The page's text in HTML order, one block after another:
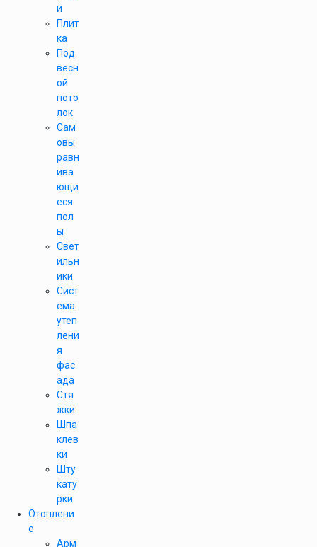
и
Плит
ка
Под
весн
ой
пото
лок
Сам
овы
равн
ива
ющи
еся
пол
ы
Свет
ильн
ики
Сист
ема
утеп
лени
я
фас
ада
Стя
жки
Шпа
клев
ки
Шту
кату
рки
Отоплени
е
Арм